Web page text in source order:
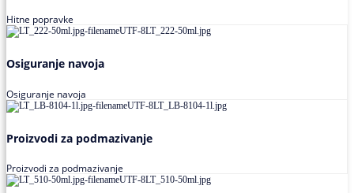
Hitne popravke
Osiguranje navoja
Osiguranje navoja
Proizvodi za podmazivanje
Proizvodi za podmazivanje